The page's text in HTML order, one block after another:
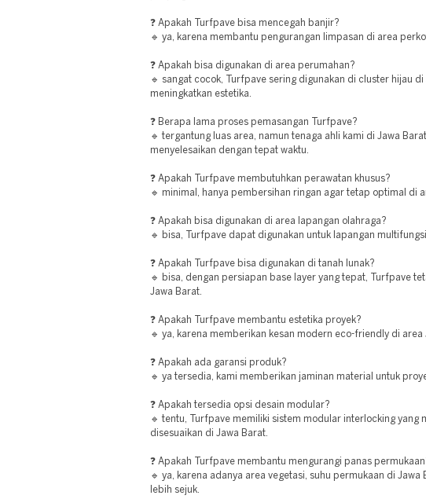
❓ Apakah Turfpave bisa mencegah banjir?
🔹 ya, karena membantu pengurangan limpasan di area
❓ Apakah bisa digunakan di area perumahan?
🔹 sangat cocok, Turfpave sering digunakan di cluster hijau di
meningkatkan estetika.
❓ Berapa lama proses pemasangan Turfpave?
🔹 tergantung luas area, namun tenaga ahli kami di Jawa
menyelesaikan dengan tepat waktu.
❓ Apakah Turfpave membutuhkan perawatan khusus?
🔹 minimal, hanya pembersihan ringan agar tetap optimal di
❓ Apakah bisa digunakan di area lapangan olahraga?
🔹 bisa, Turfpave dapat digunakan untuk lapangan
❓ Apakah Turfpave bisa digunakan di tanah lunak?
🔹 bisa, dengan persiapan base layer yang tepat, Turfpave
Jawa Barat.
❓ Apakah Turfpave membantu estetika proyek?
🔹 ya, karena memberikan kesan modern eco-friendly di area
❓ Apakah ada garansi produk?
🔹 ya tersedia, kami memberikan jaminan material untuk
❓ Apakah tersedia opsi desain modular?
🔹 tentu, Turfpave memiliki sistem modular interlocking yang
disesuaikan di Jawa Barat.
❓ Apakah Turfpave membantu mengurangi panas
🔹 ya, karena adanya area vegetasi, suhu permukaan di Jawa
lebih sejuk.